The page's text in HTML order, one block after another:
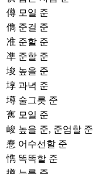
僔 모일 준
儁 준걸 준
准 준할 준
凖 준할 준
埈 높을 준
埻 과녁 준
墫 술그릇 준
寯 모일 준
峻 높을 준, 준엄할 준
惷 어수선할 준
懏 똑똑할 준